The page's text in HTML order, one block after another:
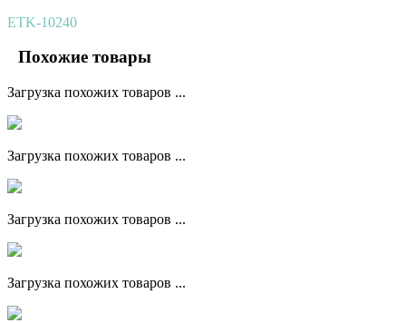
ETK-10240
Похожие товары
Загрузка похожих товаров ...
Загрузка похожих товаров ...
Загрузка похожих товаров ...
Загрузка похожих товаров ...